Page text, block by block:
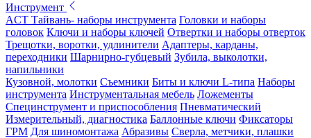
Инструмент
ACT Тайвань- наборы инструмента Головки и наборы
головок Ключи и наборы ключей Отвертки и наборы отверток
Трещотки, воротки, удлинители Адаптеры, карданы,
переходники Шарнирно-губцевый Зубила, выколотки,
напильники
Кузовной, молотки Съемники Биты и ключи L-типа Наборы
инструмента Инструментальная мебель Ложементы
Специнструмент и приспособления Пневматический
Измерительный, диагностика Баллонные ключи Фиксаторы
ГРМ Для шиномонтажа Абразивы Сверла, метчики, плашки